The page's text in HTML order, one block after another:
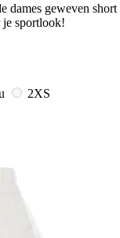
dames geweven short
je sportlook!
2XS